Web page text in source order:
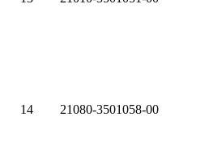
14 21080-3501058-00